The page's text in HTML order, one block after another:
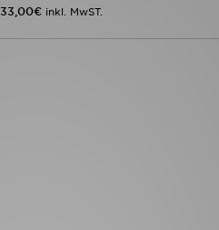
33,00€ inkl. MwST.